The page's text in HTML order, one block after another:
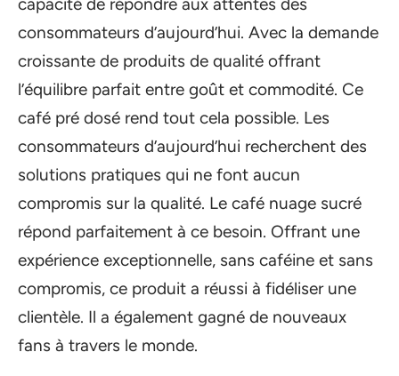
capacité de répondre aux attentes des
consommateurs d’aujourd’hui. Avec la demande
croissante de produits de qualité offrant
l’équilibre parfait entre goût et commodité. Ce
café pré dosé rend tout cela possible. Les
consommateurs d’aujourd’hui recherchent des
solutions pratiques qui ne font aucun
compromis sur la qualité. Le café nuage sucré
répond parfaitement à ce besoin. Offrant une
expérience exceptionnelle, sans caféine et sans
compromis, ce produit a réussi à fidéliser une
clientèle. Il a également gagné de nouveaux
fans à travers le monde.